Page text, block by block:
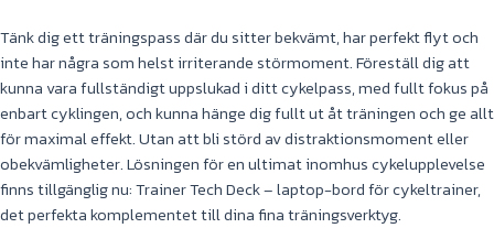
Tänk dig ett träningspass där du sitter bekvämt, har perfekt flyt och
inte har några som helst irriterande störmoment. Föreställ dig att
kunna vara fullständigt uppslukad i ditt cykelpass, med fullt fokus på
enbart cyklingen, och kunna hänge dig fullt ut åt träningen och ge allt
för maximal effekt. Utan att bli störd av distraktionsmoment eller
obekvämligheter. Lösningen för en ultimat inomhus cykelupplevelse
finns tillgänglig nu: Trainer Tech Deck – laptop-bord för cykeltrainer,
det perfekta komplementet till dina fina träningsverktyg.